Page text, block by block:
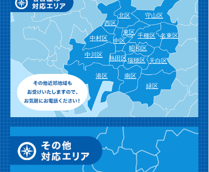
北区
西区
守山区
東区 名東区
千種区
中区
中村区
昭和区
天白区
瑞穂区
熱田区
中川区
緑区
南区
港区